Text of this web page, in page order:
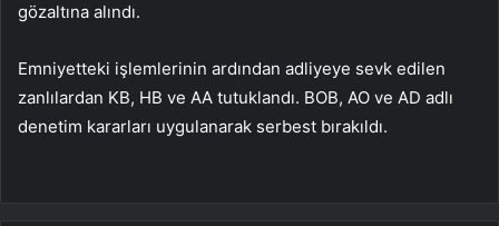
gözaltına alındı.
Emniyetteki işlemlerinin ardından adliyeye sevk edilen
zanlılardan KB, HB ve AA tutuklandı. BOB, AO ve AD adlı
denetim kararları uygulanarak serbest bırakıldı.